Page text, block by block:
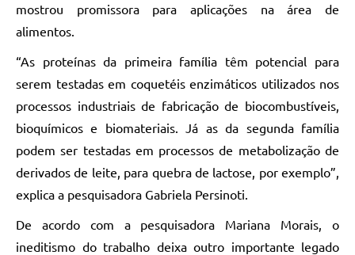
mostrou promissora para aplicações na área de
alimentos.
“As proteínas da primeira família têm potencial para
serem testadas em coquetéis enzimáticos utilizados nos
processos industriais de fabricação de biocombustíveis,
bioquímicos e biomateriais. Já as da segunda família
podem ser testadas em processos de metabolização de
derivados de leite, para quebra de lactose, por exemplo”,
explica a pesquisadora Gabriela Persinoti.
De acordo com a pesquisadora Mariana Morais, o
ineditismo do trabalho deixa outro importante legado